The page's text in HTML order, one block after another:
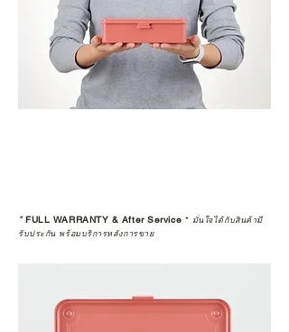
*FULL WARRANTY & After Service * มั่นใจได้กับสินค้ามี
รับประกัน พร้อมบริการหลังการขาย